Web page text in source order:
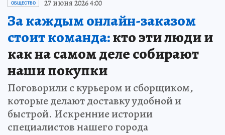
ОБЩЕСТВО 27 июня 2026 4:00
За каждым онлайн-заказом
стоит команда:кто эти люди и
как на самом деле собирают
наши покупки
Поговорили с курьером и сборщиком,
которые делают доставку удобной и
быстрой. Искренние истории
специалистов нашего города